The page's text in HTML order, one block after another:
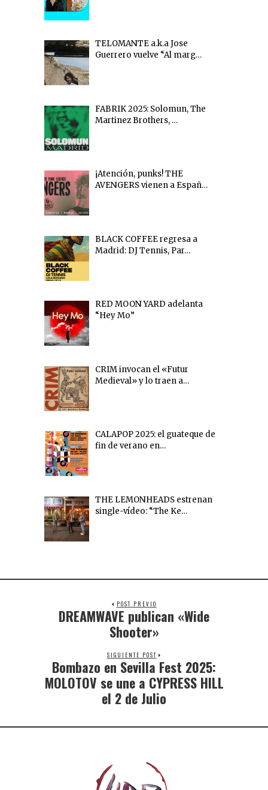
TELOMANTE a.k.a Jose
Guerrero vuelve “Al marg…
FABRIK 2025: Solomun, The
Martinez Brothers, …
¡Atención, punks! THE
AVENGERS vienen a Españ…
BLACK COFFEE regresa a
Madrid: DJ Tennis, Par…
RED MOON YARD adelanta
“Hey Mo”
CRIM invocan el «Futur
Medieval» y lo traen a…
CALAPOP 2025: el guateque de
fin de verano en…
THE LEMONHEADS estrenan
single-vídeo: “The Ke…
POST PREVIO
DREAMWAVE publican «Wide
Shooter»
SIGUIENTE POST
Bombazo en Sevilla Fest 2025:
MOLOTOV se une a CYPRESS HILL
el 2 de Julio